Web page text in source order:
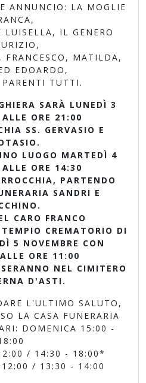
ANNUNCIO: LA MOGLIE
IL GENERO
MATILDA,
EDOARDO,
TUTTI.
SARÀ LUNEDÌ 3
ALLE ORE 21:00
SS. GERVASIO E
LUOGO MARTEDÌ 4
ALLE ORE 14:30
PARTENDO
SANDRI E
CARO FRANCO
CREMATORIO DI
5 NOVEMBRE CON
ORE 11:00
NEL CIMITERO
D'ASTI.
L'ULTIMO SALUTO,
LA CASA FUNERARIA
DOMENICA 15:00 -
/ 14:30 - 18:00*
/ 13:30 - 14:00